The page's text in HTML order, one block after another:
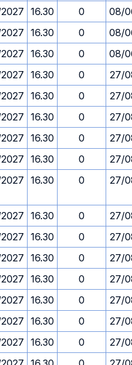
16.30 0
08/
16.30 0
08/
16.30 0
08/
16.30 0
27/
16.30 0
27/
16.30 0
27/
16.30 0
27/
16.30 0
27/
16.30 0 27/
16.30 0
27/
16.30 0
27/
16.30 0
27/
16.30 0
27/
16.30 0
27/
16.30 0
27/
16.30 0
27/